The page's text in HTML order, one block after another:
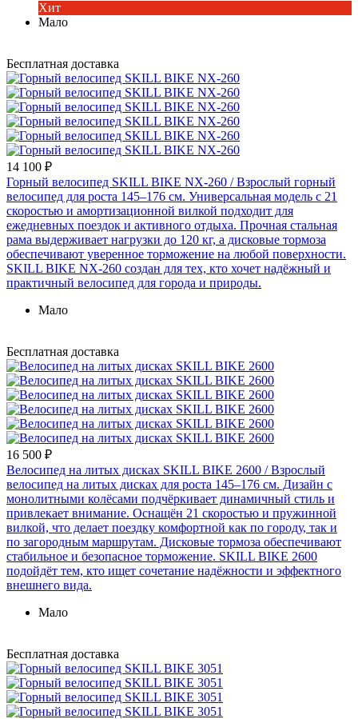
Хит
Мало
Бесплатная доставка
14 100 ₽
Горный велосипед SKILL BIKE NX-260 / Взрослый горный
велосипед для роста 145–176 см. Универсальная модель с 21
скоростью и амортизационной вилкой подходит для
ежедневных поездок и активного отдыха. Прочная стальная
рама выдерживает нагрузки до 120 кг, а дисковые тормоза
обеспечивают уверенное торможение на любой поверхности.
SKILL BIKE NX-260 создан для тех, кто хочет надёжный и
практичный велосипед для города и природы.
Мало
Бесплатная доставка
16 500 ₽
Велосипед на литых дисках SKILL BIKE 2600 / Взрослый
велосипед на литых дисках для роста 145–176 см. Дизайн с
монолитными колёсами подчёркивает динамичный стиль и
привлекает внимание. Оснащён 21 скоростью и пружинной
вилкой, что делает поездку комфортной как по городу, так и
по загородным маршрутам. Дисковые тормоза обеспечивают
стабильное и безопасное торможение. SKILL BIKE 2600
подойдёт тем, кто ищет сочетание надёжности и эффектного
внешнего вида.
Мало
Бесплатная доставка